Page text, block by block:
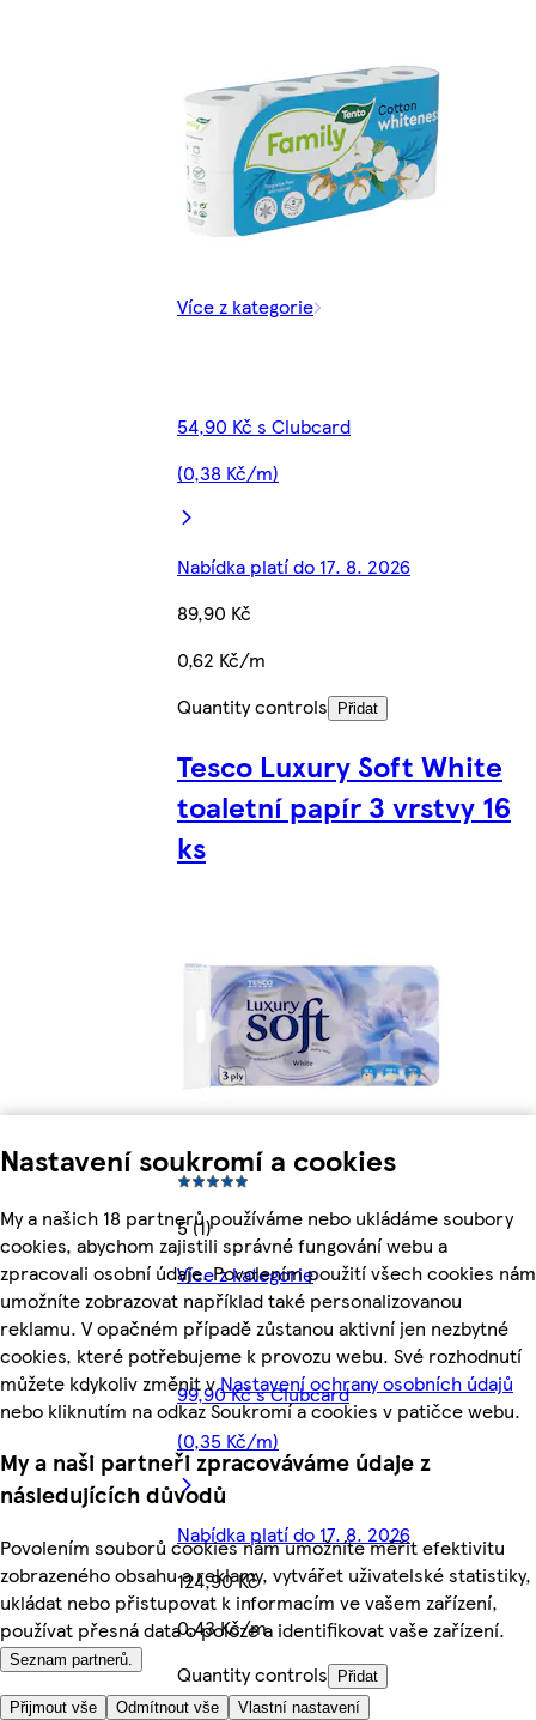
Nastavení soukromí a cookies
My a našich 18 partnerů používáme nebo ukládáme soubory
cookies, abychom zajistili správné fungování webu a
zpracovali osobní údaje. Povolením použití všech cookies nám
umožníte zobrazovat například také personalizovanou
reklamu. V opačném případě zůstanou aktivní jen nezbytné
cookies, které potřebujeme k provozu webu. Své rozhodnutí
můžete kdykoliv změnit vNastavení ochrany osobních údajů
nebo kliknutím na odkaz Soukromí a cookies v patičce webu.
My a naši partneři zpracováváme údaje z
následujících důvodů
Povolením souborů cookies nám umožníte měřit efektivitu
zobrazeného obsahu a reklamy, vytvářet uživatelské statistiky,
ukládat nebo přistupovat k informacím ve vašem zařízení,
používat přesná data o poloze a identifikovat vaše zařízení.
Seznam partnerů.
Přijmout vše Odmítnout vše Vlastní nastavení
Více z kategorie
54,90 Kč s Clubcard
(0,38 Kč/m)
Nabídka platí do 17. 8. 2026
89,90 Kč
0,62 Kč/m
Quantity controls
Přidat
Tesco Luxury Soft White
toaletní papír 3 vrstvy 16
ks
5 (1)
Více z kategorie
99,90 Kč s Clubcard
(0,35 Kč/m)
Nabídka platí do 17. 8. 2026
124,90 Kč
0,43 Kč/m
Quantity controls
Přidat